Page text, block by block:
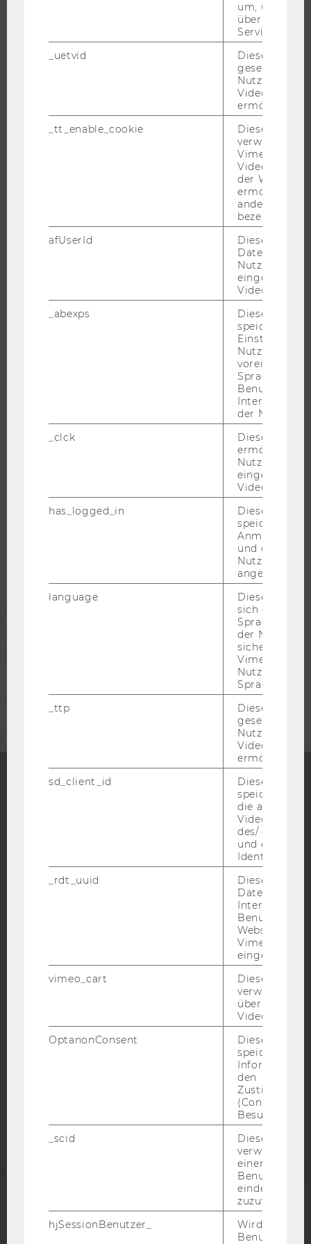
ÜBER DIE WU
JOBPORTAL
UNTERNEHMEN
Blog
Bluesky
BARRIEREFREIHEITSERKLÄRUNG WEBSEITE
DATENSCHUTZERKLÄRUNG
DATENSCHUTZERKLÄRUNG SOCIAL MEDIA
DATENSCHUTZERKLÄRUNG
STUDIENBEWERBER*INNEN UND STUDIERENDE
Barrierefreiheitserklärung
ACCREDITED BY:
um, um
über die
Service zu
_uetvid
Dieses
gesetzt, um
Nutzung des
Videoplayers
ermöglichen
_tt_enable_cookie
Dieses
verwendet,
Vimeo-
der WU-
ermöglichen
andere nicht
bezeichnete
afUserId
Dieses
Daten von
Videos
_abexps
Dieses Cookie
speichert
Nutzer*in, zB.
Sprache,
der Nutzer*in
_clck
Dieses Cookie
ermöglicht
Nutzung des
Video Players
has_logged_in
Dieses Cookie
speichert
und ob sich
Nutzer*in
angemeldet
language
Dieses
sich die
der
Vimeo in der
Nutzer
Sprache
_ttp
Dieser
gesetzt, um
Nutzung des
Videoplayers
ermöglichen
sd_client_id
Dieses Cookie
speichert
die aktuellen
des/ der
und einen
_rdt_uuid
Dieses
Daten über
Interaktionen
Websites, auf
Vimeo-Video
eingebettet
vimeo_cart
Dieses
verwendet,
überprüfen,
Video
OptanonConsent
Dieses Cookie
speichert
den
(Consent)
Besuchers.
_scid
Dieses
verwendet,
einem/einer
Benutzer*in
eindeutige ID
zuzuweisen
hjSessionBenutzer_
Wird gesetzt,
Benutzer